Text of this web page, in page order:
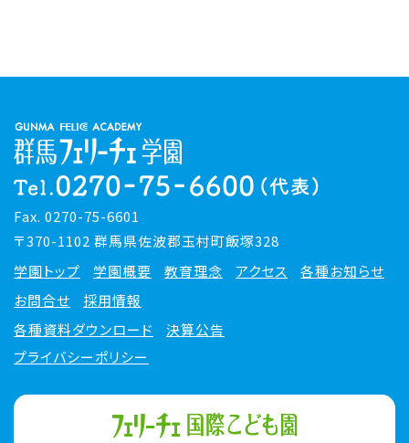
Fax. 0270-75-6601
〒370-1102 群馬県佐波郡玉村町飯塚328
プライバシーポリシー
学園トップ 学園概要 教育理念 アクセス
各種お知らせ
お問合せ
採用情報
各種資料ダウンロード
決算公告